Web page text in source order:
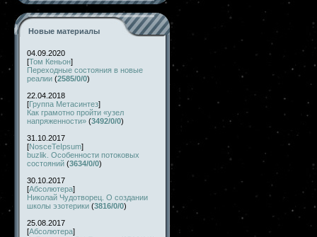
Новые материалы
04.09.2020
[Том Кеньон]
Переходные состояния в новые
реалии (2585/0/0)
22.04.2018
[Группа Метасинтез]
Как грамотно пройти «узел
напряженности» (3492/0/0)
31.10.2017
[NosceTeIpsum]
buzlik. Особенности потоковых
состояний (3634/0/0)
30.10.2017
[Абсолютера]
Николай Чудотворец. О создании
школы эзотерики (3816/0/0)
25.08.2017
[Абсолютера]